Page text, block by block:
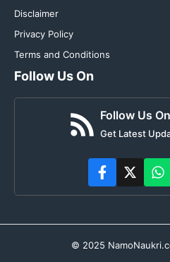
Disclaimer
Privacy Policy
Terms and Conditions
Follow Us On
Follow Us
Get Latest
© 2025